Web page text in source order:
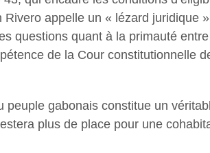
appelle un « lézard
questions quant à la primauté
de la Cour constitutionnelle
gabonais constitue un
plus de place pour une